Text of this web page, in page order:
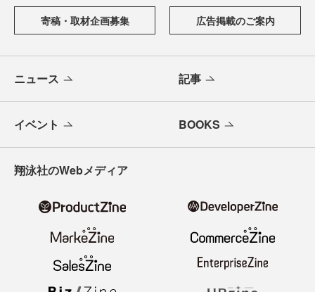
寄稿・取材企画募集 広告掲載のご案内
ニュース 記事
イベント BOOKS
翔泳社のWebメディア